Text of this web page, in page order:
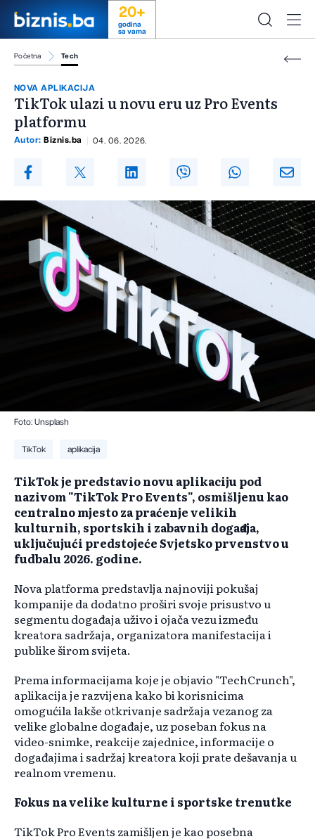
20+
godina
sa vama
Početna Tech
NOVA APLIKACIJA
TikTok ulazi u novu eru uz Pro Events
platformu
Autor: Biznis.ba 04. 06. 2026.
Foto: Unsplash
TikTok aplikacija
TikTok je predstavio novu aplikaciju pod
nazivom "TikTok Pro Events", osmišljenu kao
centralno mjesto za praćenje velikih
kulturnih, sportskih i zabavnih događaja,
uključujući predstojeće Svjetsko prvenstvo u
fudbalu 2026. godine.
Nova platforma predstavlja najnoviji pokušaj
kompanije da dodatno proširi svoje prisustvo u
segmentu događaja uživo i ojača vezu između
kreatora sadržaja, organizatora manifestacija i
publike širom svijeta.
Prema informacijama koje je objavio "TechCrunch",
aplikacija je razvijena kako bi korisnicima
omogućila lakše otkrivanje sadržaja vezanog za
velike globalne događaje, uz poseban fokus na
video-snimke, reakcije zajednice, informacije o
događajima i sadržaj kreatora koji prate dešavanja u
realnom vremenu.
Fokus na velike kulturne i sportske trenutke
TikTok Pro Events zamišljen je kao posebna